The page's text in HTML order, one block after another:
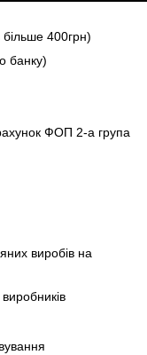
400грн)
банку)
ФОП 2-а група
виробів на